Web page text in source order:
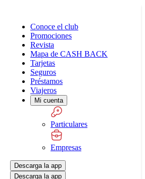
Conoce el club
Promociones
Revista
Mapa de CASH BACK
Tarjetas
Seguros
Préstamos
Viajeros
Mi cuenta
Particulares
Empresas
Descarga la app
Descarga la app